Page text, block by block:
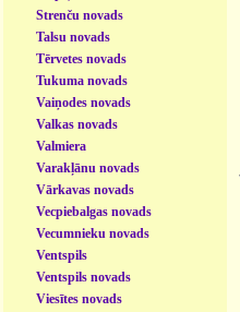
Strenču novads
Talsu novads
Tērvetes novads
Tukuma novads
Vaiņodes novads
Valkas novads
Valmiera
Varakļānu novads
Vārkavas novads
Vecpiebalgas novads
Vecumnieku novads
Ventspils
Ventspils novads
Viesītes novads